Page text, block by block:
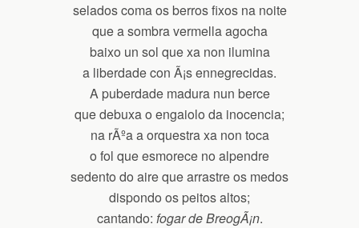
selados coma os berros fixos na noite
que a sombra vermella agocha
baixo un sol que xa non ilumina
a liberdade con Ã¡s ennegrecidas.
A puberdade madura nun berce
que debuxa o engaiolo da inocencia;
na rÃºa a orquestra xa non toca
o fol que esmorece no alpendre
sedento do aire que arrastre os medos
dispondo os peitos altos;
cantando: fogar de BreogÃ¡n.